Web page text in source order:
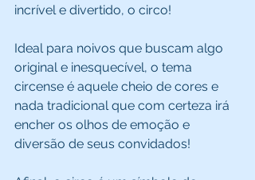
incrível e divertido, o circo!
Ideal para noivos que buscam algo
original e inesquecível, o tema
circense é aquele cheio de cores e
nada tradicional que com certeza irá
encher os olhos de emoção e
diversão de seus convidados!